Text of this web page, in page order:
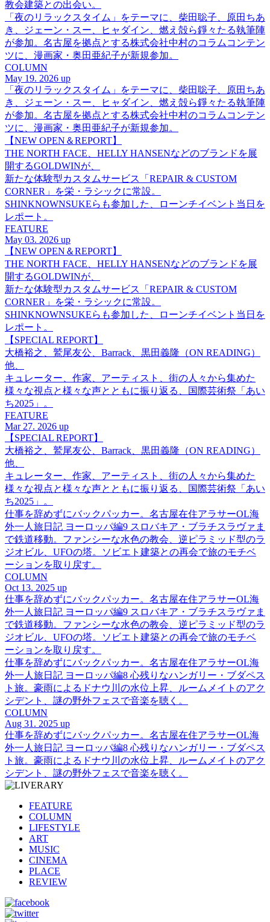
教会建築との出会い。
「夜のリラックスタイム」をテーマに、柴田聡子、原田ちあ
き、ジェーン・スー、ヒャダイン、燃え殻ら錚々たる執筆陣
が参加。名古屋を拠点とする株式会社中村のコラムコンテン
ツに、漫画家・奥田亜紀子が新規参加。
COLUMN
May 19. 2026 up
「夜のリラックスタイム」をテーマに、柴田聡子、原田ちあ
き、ジェーン・スー、ヒャダイン、燃え殻ら錚々たる執筆陣
が参加。名古屋を拠点とする株式会社中村のコラムコンテン
ツに、漫画家・奥田亜紀子が新規参加。
【NEW OPEN＆REPORT】
THE NORTH FACE、HELLY HANSENなどのブランドを展
開するGOLDWINが、
新たな体験型カスタムサービス「REPAIR & CUSTOM
CORNER」を栄・ラシックに常設。
SHINKNOWNSUKEらも参加した、ローンチイベント当日を
レポート。
FEATURE
May 03. 2026 up
【NEW OPEN＆REPORT】
THE NORTH FACE、HELLY HANSENなどのブランドを展
開するGOLDWINが、
新たな体験型カスタムサービス「REPAIR & CUSTOM
CORNER」を栄・ラシックに常設。
SHINKNOWNSUKEらも参加した、ローンチイベント当日を
レポート。
【SPECIAL REPORT】
大橋裕之、鷲尾友公、Barrack、黒田義隆（ON READING）
他、
キュレーター、作家、アーティスト、街の人々から集めた
様々な視点と様々な声とともに振り返る、国際芸術祭「あい
ち2025」。
FEATURE
Mar 27. 2026 up
【SPECIAL REPORT】
大橋裕之、鷲尾友公、Barrack、黒田義隆（ON READING）
他、
キュレーター、作家、アーティスト、街の人々から集めた
様々な視点と様々な声とともに振り返る、国際芸術祭「あい
ち2025」。
仕事を辞めずにバックパッカー。名古屋在住アラサーOL海
外一人旅日記 ヨーロッパ編9 スロバキア・ブラチスラヴァま
で鉄道移動。ファンシーな水色の教会、逆ピラミッド型のラ
ジオビル、UFOの塔。ソビエト建築との再会で旅のモチベ
ーションを取り戻す。
COLUMN
Oct 13. 2025 up
仕事を辞めずにバックパッカー。名古屋在住アラサーOL海
外一人旅日記 ヨーロッパ編9 スロバキア・ブラチスラヴァま
で鉄道移動。ファンシーな水色の教会、逆ピラミッド型のラ
ジオビル、UFOの塔。ソビエト建築との再会で旅のモチベ
ーションを取り戻す。
仕事を辞めずにバックパッカー。名古屋在住アラサーOL海
外一人旅日記 ヨーロッパ編8 心残りなハンガリー・ブダペス
ト旅。豪雨によるドナウ川の水位上昇、ルームメイトのアク
シデント、謎の野外フェスで音楽を聴く。
COLUMN
Aug 31. 2025 up
仕事を辞めずにバックパッカー。名古屋在住アラサーOL海
外一人旅日記 ヨーロッパ編8 心残りなハンガリー・ブダペス
ト旅。豪雨によるドナウ川の水位上昇、ルームメイトのアク
シデント、謎の野外フェスで音楽を聴く。
FEATURE
COLUMN
LIFESTYLE
ART
MUSIC
CINEMA
PLACE
REVIEW